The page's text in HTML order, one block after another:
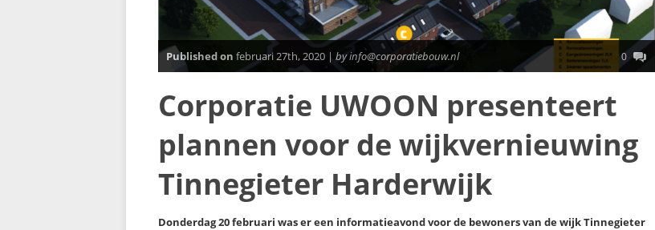
Published on februari 27th, 2020 | by info@corporatiebouw.nl 0
Corporatie UWOON presenteert
plannen voor de wijkvernieuwing
Tinnegieter Harderwijk
Donderdag 20 februari was er een informatieavond voor de bewoners van de wijk Tinnegieter